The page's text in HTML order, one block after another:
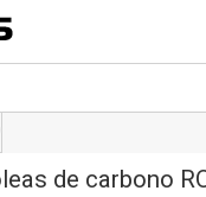
de carbono